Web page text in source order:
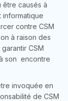
être causés à
informatique
contre CSM
à raison des
CSM
son encontre
invoquée en
de CSM